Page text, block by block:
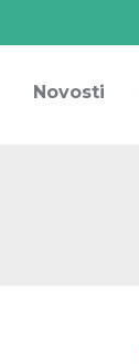
Novosti